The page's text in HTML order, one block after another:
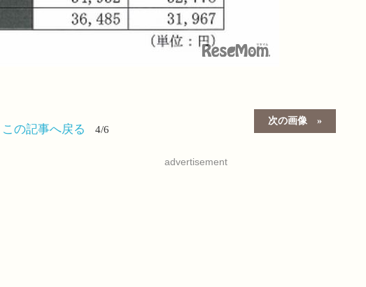
次の画像
この記事へ戻る 4/6
advertisement